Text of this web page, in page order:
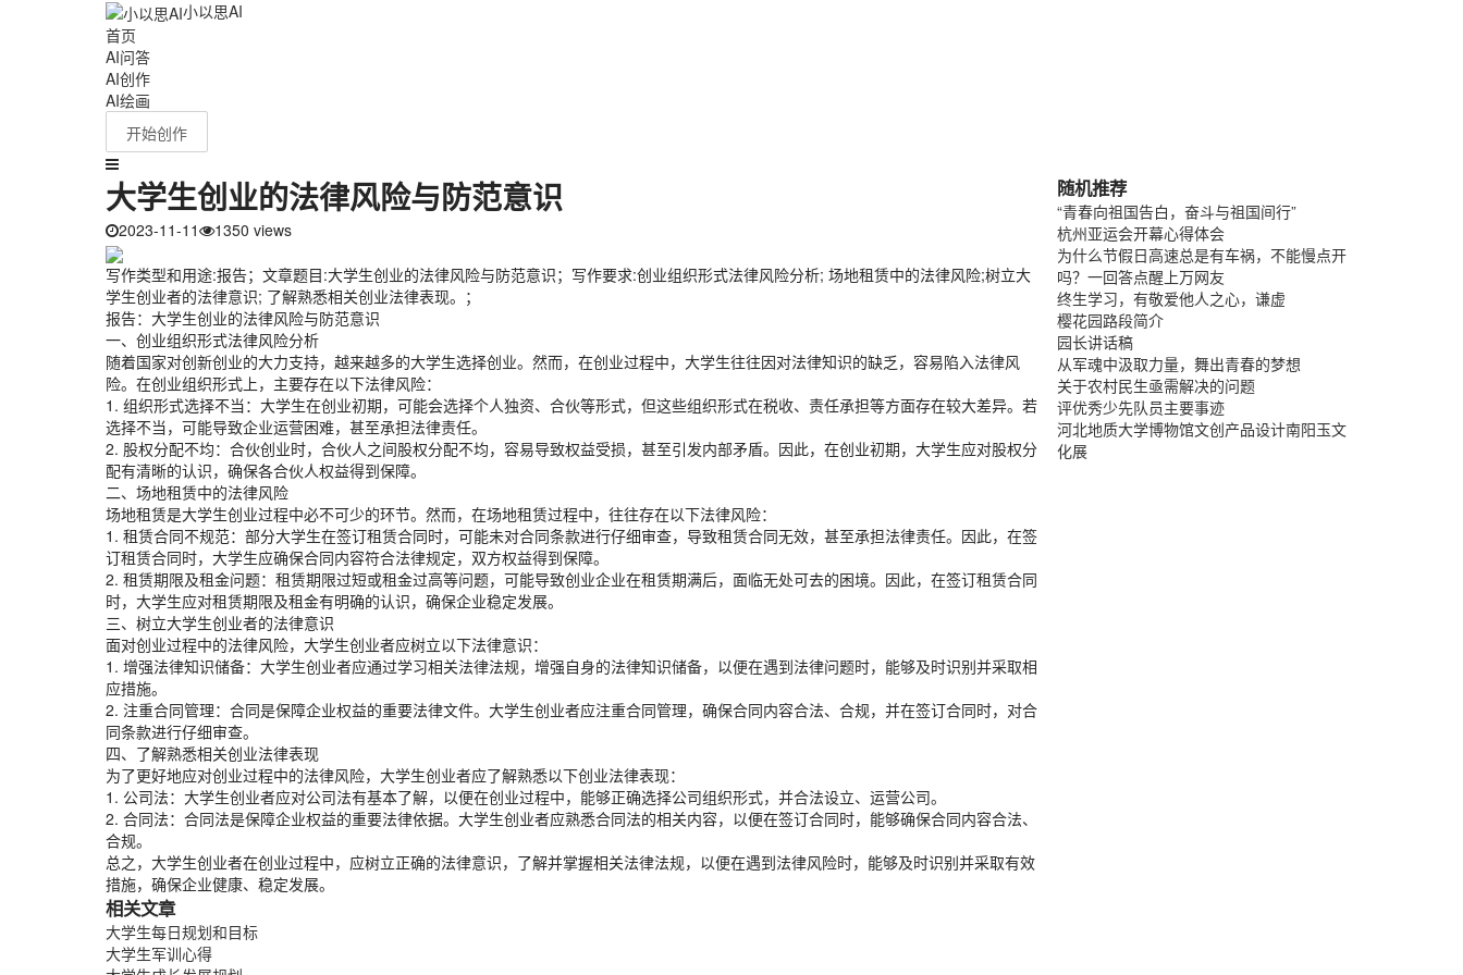
小以思AI
首页
AI问答
AI创作
AI绘画
开始创作
大学生创业的法律风险与防范意识
2023-11-11 1350 views
写作类型和用途:报告；文章题目:大学生创业的法律风险与防范意识；写作要求:创业组织形式法律风险分析; 场地租赁中的法律风险;树立大
学生创业者的法律意识; 了解熟悉相关创业法律表现。；
报告：大学生创业的法律风险与防范意识
一、创业组织形式法律风险分析
随着国家对创新创业的大力支持，越来越多的大学生选择创业。然而，在创业过程中，大学生往往因对法律知识的缺乏，容易陷入法律风
险。在创业组织形式上，主要存在以下法律风险：
1. 组织形式选择不当：大学生在创业初期，可能会选择个人独资、合伙等形式，但这些组织形式在税收、责任承担等方面存在较大差异。若
选择不当，可能导致企业运营困难，甚至承担法律责任。
2. 股权分配不均：合伙创业时，合伙人之间股权分配不均，容易导致权益受损，甚至引发内部矛盾。因此，在创业初期，大学生应对股权分
配有清晰的认识，确保各合伙人权益得到保障。
二、场地租赁中的法律风险
场地租赁是大学生创业过程中必不可少的环节。然而，在场地租赁过程中，往往存在以下法律风险：
1. 租赁合同不规范：部分大学生在签订租赁合同时，可能未对合同条款进行仔细审查，导致租赁合同无效，甚至承担法律责任。因此，在签
订租赁合同时，大学生应确保合同内容符合法律规定，双方权益得到保障。
2. 租赁期限及租金问题：租赁期限过短或租金过高等问题，可能导致创业企业在租赁期满后，面临无处可去的困境。因此，在签订租赁合同
时，大学生应对租赁期限及租金有明确的认识，确保企业稳定发展。
三、树立大学生创业者的法律意识
面对创业过程中的法律风险，大学生创业者应树立以下法律意识：
1. 增强法律知识储备：大学生创业者应通过学习相关法律法规，增强自身的法律知识储备，以便在遇到法律问题时，能够及时识别并采取相
应措施。
2. 注重合同管理：合同是保障企业权益的重要法律文件。大学生创业者应注重合同管理，确保合同内容合法、合规，并在签订合同时，对合
同条款进行仔细审查。
四、了解熟悉相关创业法律表现
为了更好地应对创业过程中的法律风险，大学生创业者应了解熟悉以下创业法律表现：
1. 公司法：大学生创业者应对公司法有基本了解，以便在创业过程中，能够正确选择公司组织形式，并合法设立、运营公司。
2. 合同法：合同法是保障企业权益的重要法律依据。大学生创业者应熟悉合同法的相关内容，以便在签订合同时，能够确保合同内容合法、
合规。
总之，大学生创业者在创业过程中，应树立正确的法律意识，了解并掌握相关法律法规，以便在遇到法律风险时，能够及时识别并采取有效
措施，确保企业健康、稳定发展。
相关文章
大学生每日规划和目标
大学生军训心得
随机推荐
“青春向祖国告白，奋斗与祖国间行”
杭州亚运会开幕心得体会
为什么节假日高速总是有车祸，不能慢点开
吗？一回答点醒上万网友
终生学习，有敬爱他人之心，谦虚
樱花园路段简介
园长讲话稿
从军魂中汲取力量，舞出青春的梦想
关于农村民生亟需解决的问题
评优秀少先队员主要事迹
河北地质大学博物馆文创产品设计南阳玉文
化展